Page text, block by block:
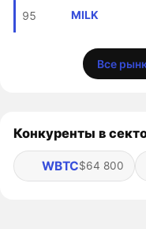
95 MILK
Все
Конкуренты в
WBTC$64 800